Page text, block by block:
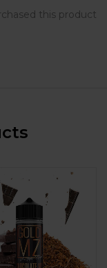
this product